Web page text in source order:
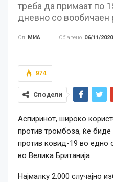
треба да примаат по
дневно со
Од МИА Објавено 06/11/
974
Сподели
Аспиринот, широко
против тромбоза, ќе
против ковид-19 во едно
во Велика Британија.
Најмалку 2.000 случајно